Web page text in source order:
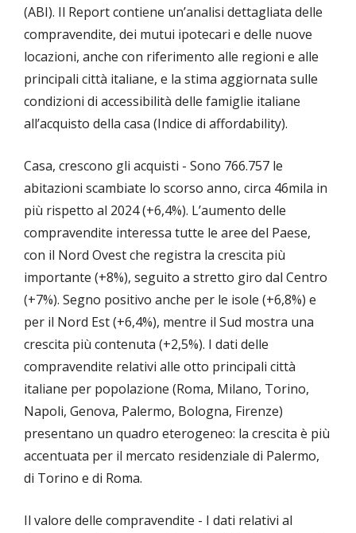
(ABI). Il Report contiene un’analisi dettagliata delle
compravendite, dei mutui ipotecari e delle nuove
locazioni, anche con riferimento alle regioni e alle
principali città italiane, e la stima aggiornata sulle
condizioni di accessibilità delle famiglie italiane
all’acquisto della casa (Indice di affordability).
Casa, crescono gli acquisti - Sono 766.757 le
abitazioni scambiate lo scorso anno, circa 46mila in
più rispetto al 2024 (+6,4%). L’aumento delle
compravendite interessa tutte le aree del Paese,
con il Nord Ovest che registra la crescita più
importante (+8%), seguito a stretto giro dal Centro
(+7%). Segno positivo anche per le isole (+6,8%) e
per il Nord Est (+6,4%), mentre il Sud mostra una
crescita più contenuta (+2,5%). I dati delle
compravendite relativi alle otto principali città
italiane per popolazione (Roma, Milano, Torino,
Napoli, Genova, Palermo, Bologna, Firenze)
presentano un quadro eterogeneo: la crescita è più
accentuata per il mercato residenziale di Palermo,
di Torino e di Roma.
Il valore delle compravendite - I dati relativi al